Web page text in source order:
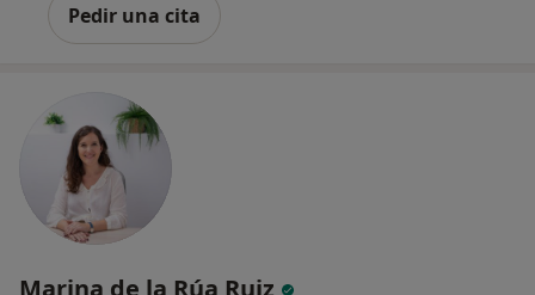
Pedir una cita
Marina de la Rúa Ruiz